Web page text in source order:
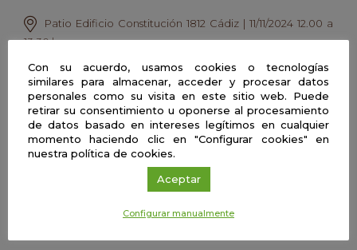
Patio Edificio Constitución 1812 Cádiz | 11/11/2024 12.00 a
13.30 horas
Avances tecnológicos recientes nos han permitido avanzar
hacia una medicina personalizada pero… ¿en qué consiste?
¿Cuáles son algunos de esos avances? ¿Es ya una realidad la
medicina personalizada? Intentaremos responder a estas
preguntas y nos centraremos en dos avances tecnológicos
importantes que han dado un impulso a la medicina actual:
la secuenciación de transcriptoma de célula única y la
Con su acuerdo, usamos cookies o tecnologías
similares para almacenar, acceder y procesar datos
personales como su visita en este sitio web. Puede
retirar su consentimiento u oponerse al procesamiento
de datos basado en intereses legítimos en cualquier
momento haciendo clic en "Configurar cookies" en
nuestra política de cookies.
Aceptar
Configurar manualmente